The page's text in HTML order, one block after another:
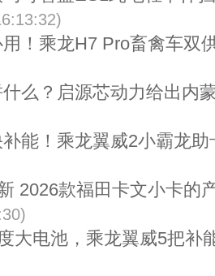
！乘龙H7 Pro畜禽车双
么？启源芯动力给出内
能！乘龙翼威2小霸龙
2026款福田卡文小卡的
大电池，乘龙翼威5把补